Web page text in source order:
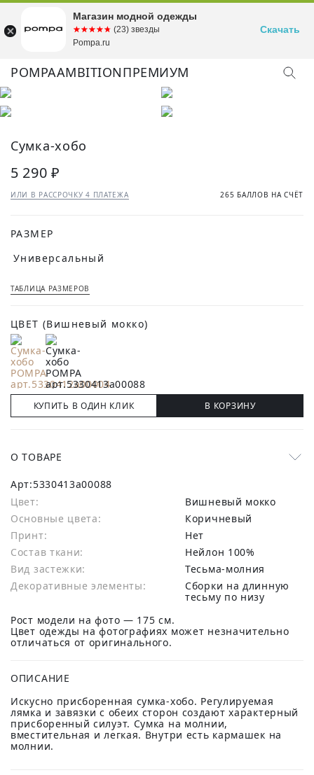
POMPAAMBITIONПРЕМИУМ
Сумка-хобо
5 290 ₽
ИЛИ В РАССРОЧКУ 4 ПЛАТЕЖА 265 БАЛЛОВ НА СЧЁТ
РАЗМЕР
Универсальный
ТАБЛИЦА РАЗМЕРОВ
ЦВЕТ (Вишневый мокко)
КУПИТЬ В ОДИН КЛИК В КОРЗИНУ
О ТОВАРЕ
Арт:5330413a00088
Цвет:
Вишневый мокко
Основные цвета:
коричневый
Принт:
Нет
Состав ткани:
нейлон 100%
Вид застежки:
Тесьма-молния
Декоративные элементы:
Сборки на длинную
тесьму по низу
Рост модели на фото — 175 см.
Цвет одежды на фотографиях может незначительно
отличаться от оригинального.
ОПИСАНИЕ
Искусно присборенная сумка-хобо. Регулируемая
лямка и завязки с обеих сторон создают характерный
присборенный силуэт. Сумка на молнии,
вместительная и легкая. Внутри есть кармашек на
молнии.
Магазин модной одежды
☆☆☆☆☆
★★★★★ (23) звезды
Pompa.ru
Скачать